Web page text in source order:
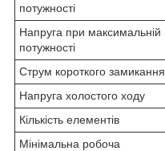
потужності
Напруга при максимальній
потужності
Струм короткого замикання
Напруга холостого ходу
Кількість елементів
Мінімальна робоча